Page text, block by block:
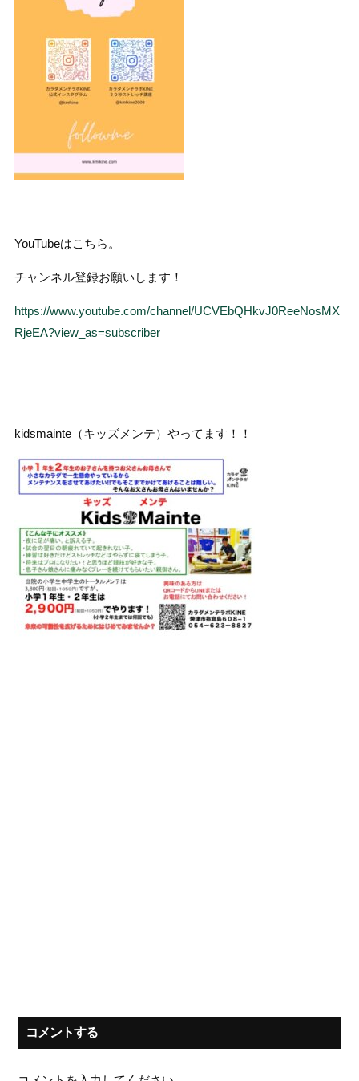
YouTubeはこちら。
チャンネル登録お願いします！
https://www.youtube.com/channel/UCVEbQHkvJ0ReeNosMX
RjeEA?view_as=subscriber
kidsmainte（キッズメンテ）やってます！！
コメントする